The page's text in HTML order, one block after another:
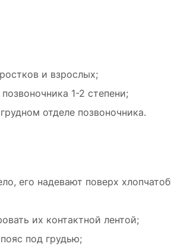
и взрослых;
1-2 степени;
отделе позвоночника.
его надевают поверх
их контактной лентой;
под грудью;